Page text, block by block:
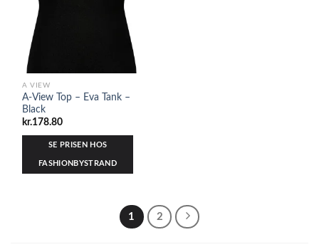
A VIEW
A-View Top – Eva Tank –
Black
kr.178.80
SE PRISEN HOS
FASHIONBYSTRAND
1 2